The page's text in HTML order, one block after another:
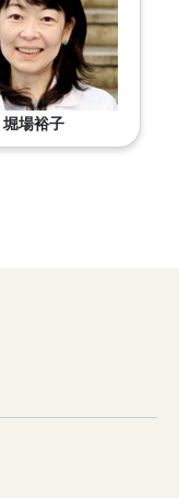
堀場裕子